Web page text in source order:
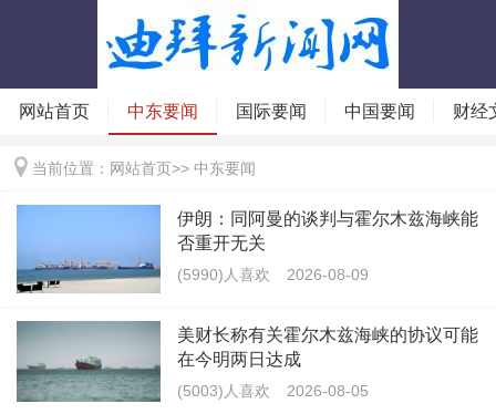
网站首页 中东要闻 国际要闻 中国要闻 财经
当前位置： 网站首页>> 中东要闻
伊朗：同阿曼的谈判与霍尔木兹海峡能
否重开无关
(5990)人喜欢 2026-08-09
美财长称有关霍尔木兹海峡的协议可能
在今明两日达成
(5003)人喜欢 2026-08-05